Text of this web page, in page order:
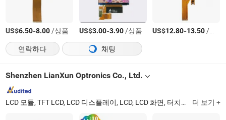
US$6.50-8.00/상품 US$3.00-3.90/상품 US$12.80-13.50/상품
연락하다
채팅
Shenzhen LianXun Optronics Co., Ltd.
LCD 모듈, TFT LCD, LCD 디스플레이, LCD, LCD 화면, 터치 스크린, 터치 패널, 터치 디스플레이, 터치 스크린 디스플레이, 터치 스크린 패널 더 보기 +